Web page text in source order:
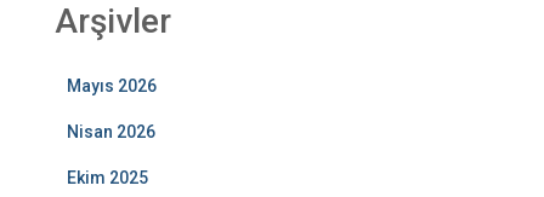
Arşivler
Mayıs 2026
Nisan 2026
Ekim 2025